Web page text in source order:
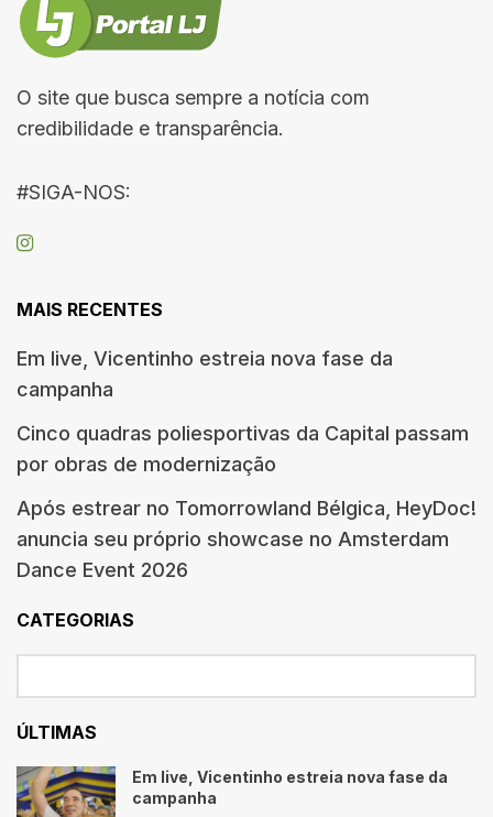
O site que busca sempre a notícia com
credibilidade e transparência.
#SIGA-NOS:
MAIS RECENTES
Em live, Vicentinho estreia nova fase da
campanha
Cinco quadras poliesportivas da Capital passam
por obras de modernização
Após estrear no Tomorrowland Bélgica, HeyDoc!
anuncia seu próprio showcase no Amsterdam
Dance Event 2026
CATEGORIAS
ÚLTIMAS
Em live, Vicentinho estreia nova fase da
campanha